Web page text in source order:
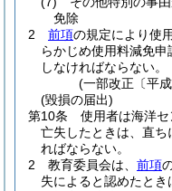
免除
2
前項の規定により使
らかじめ使用料減免申
しなければならない。
(一部改正〔平
(毀損の届出)
第10条
使用者は海洋
亡失したときは、直
ればならない。
2
教育委員会は、 前項
失によると認めたと